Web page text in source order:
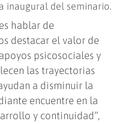
inaugural del seminario.
hablar de
destacar el valor de
psicosociales y
las trayectorias
a disminuir la
encuentre en la
y continuidad”,